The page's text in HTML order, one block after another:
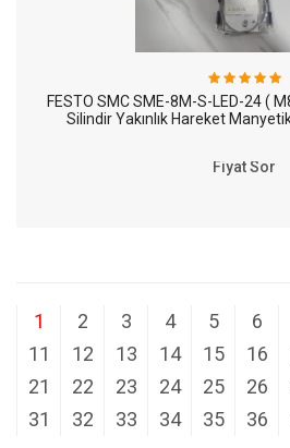
FESTO SMC SME-8M-S-LED-24 (
Silindir Yakınlık Hareket
Fiyat Sor
1 2 3 4 5 6
11
12 13 14 15 16
21
22 23 24 25 26
31
32 33 34 35 36